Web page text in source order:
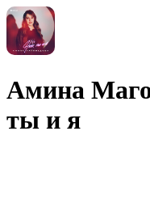
Амина
ты и я